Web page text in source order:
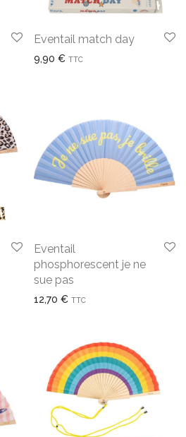
Eventail match day
9,90 € TTC
Eventail
phosphorescent je ne
sue pas
12,70 € TTC